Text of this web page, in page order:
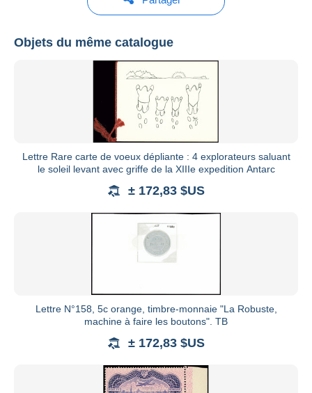
LE TIMBRE CLASSIQUE
Voir tous les catalogues
Objets du même catalogue
Lettre Rare carte de voeux dépliante : 4 explorateurs saluant
le soleil levant avec griffe de la XIIIe expedition Antarc
± 172,83 $US
Lettre N°158, 5c orange, timbre-monnaie "La Robuste,
machine à faire les boutons". TB
± 172,83 $US